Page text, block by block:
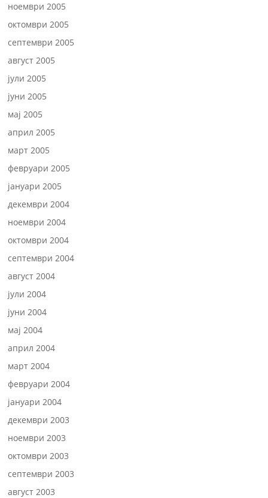
ноември 2005
октомври 2005
септември 2005
август 2005
јули 2005
јуни 2005
мај 2005
април 2005
март 2005
февруари 2005
јануари 2005
декември 2004
ноември 2004
октомври 2004
септември 2004
август 2004
јули 2004
јуни 2004
мај 2004
април 2004
март 2004
февруари 2004
јануари 2004
декември 2003
ноември 2003
октомври 2003
септември 2003
август 2003